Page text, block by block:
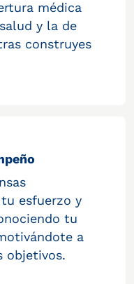
médica
y la de
construyes
esfuerzo y
tu
a
objetivos.